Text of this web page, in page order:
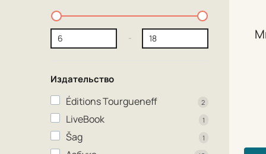
-
Издательство
Éditions Tourgueneff 2
LiveBook 1
Šag 1